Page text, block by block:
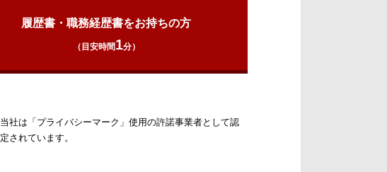
履歴書・職務経歴書をお持ちの方
（目安時間1分）
当社は「プライバシーマーク」使用の許諾事業者として認
定されています。